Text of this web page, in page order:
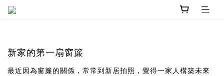
新家的第一扇窗簾
最近因為窗簾的關係，常常到新居拍照，覺得一家人構築未來